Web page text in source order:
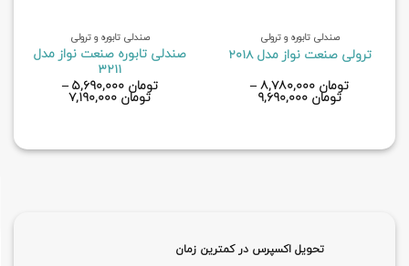
صندلی تابوره و ترولی
ترولی صنعت نواز مدل 2018
تومان
–
تومان
صندلی تابوره و ترولی
صندلی تابوره صنعت نواز مدل
3211
تومان ۵,۶۹۰,۰۰۰ –
تومان
تحویل اکسپرس در کمترین زمان